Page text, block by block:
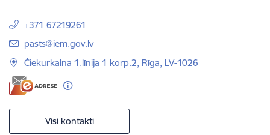
+371 67219261
E-pasts:
pasts@iem.gov.lv
Čiekurkalna 1.līnija 1 korp.2, Rīga, LV-1026
Visi kontakti